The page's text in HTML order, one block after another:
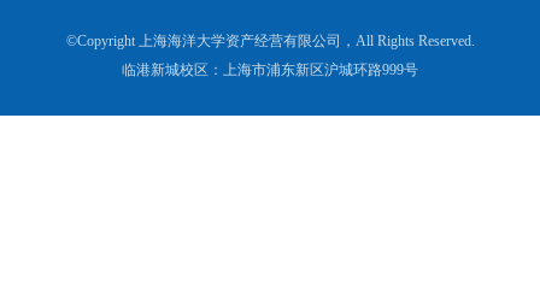
©Copyright 上海海洋大学资产经营有限公司，All Rights Reserved.
临港新城校区：上海市浦东新区沪城环路999号